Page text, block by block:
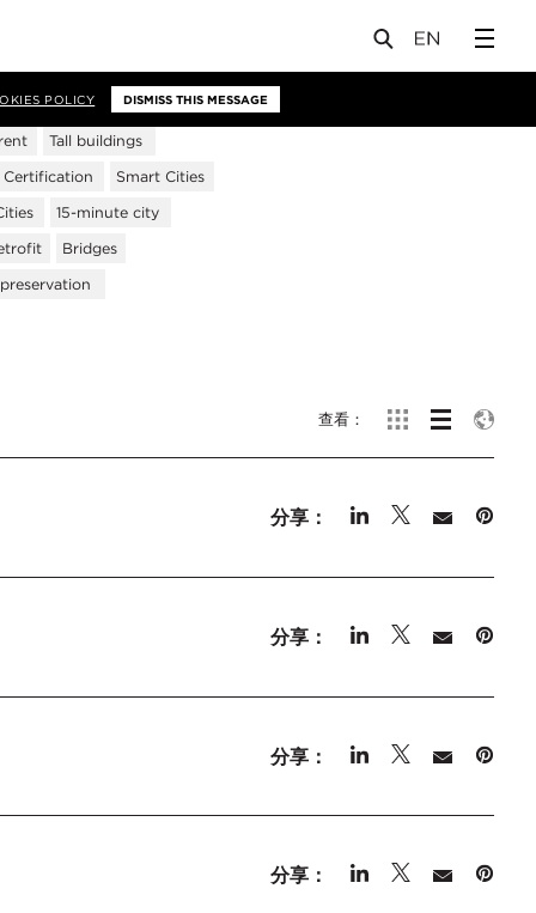
POLICY DISMISS THIS MESSAGE
Tall buildings
Certification
Smart Cities
15-minute city
Bridges
查看：
分享：
分享：
分享：
分享：